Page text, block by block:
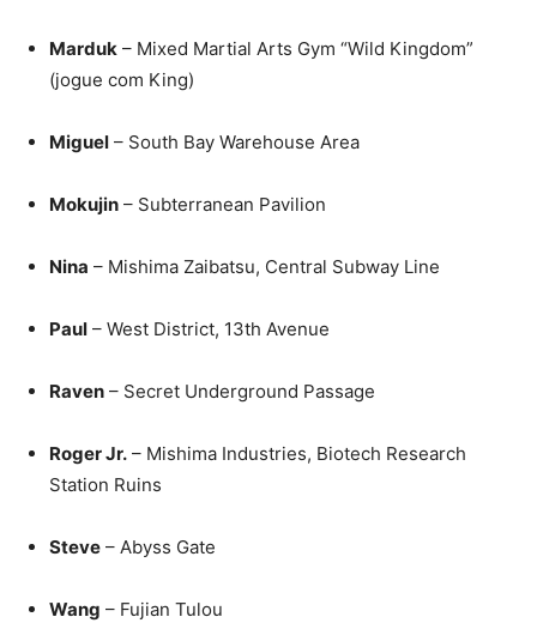
Marduk – Mixed Martial Arts Gym “Wild Kingdom”
(jogue com King)
Miguel – South Bay Warehouse Area
Mokujin – Subterranean Pavilion
Nina – Mishima Zaibatsu, Central Subway Line
Paul – West District, 13th Avenue
Raven – Secret Underground Passage
Roger Jr. – Mishima Industries, Biotech Research
Station Ruins
Steve – Abyss Gate
Wang – Fujian Tulou